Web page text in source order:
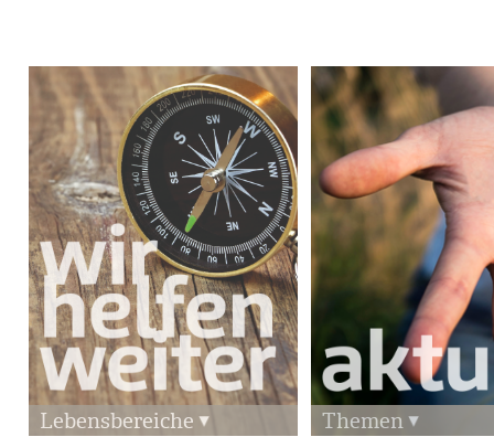
Lebensbereiche Themen